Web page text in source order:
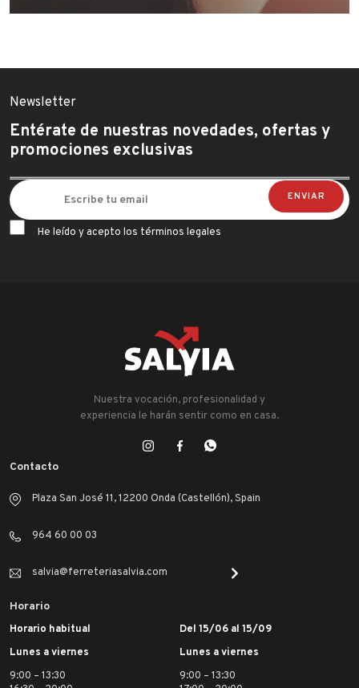
Newsletter
Entérate de nuestras novedades, ofertas y
promociones exclusivas
He leído y acepto los términos legales
Nuestra vocación, profesionalidad y
experiencia le harán sentir como en casa.
Contacto
Plaza San José 11, 12200 Onda (Castellón), Spain
964 60 00 03
salvia@ferreteriasalvia.com
Horario
Horario habitual
Lunes a viernes
9:00 – 13:30
Del 15/06 al 15/09
Lunes a viernes
9:00 – 13:30